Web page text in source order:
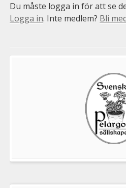
Du måste logga in för att se
Logga in. Inte medlem? Bli